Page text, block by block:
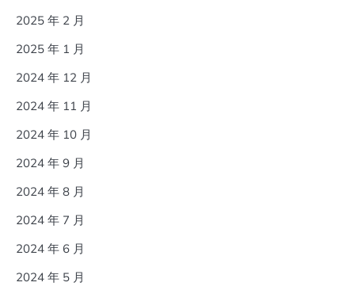
2025 年 2 月
2025 年 1 月
2024 年 12 月
2024 年 11 月
2024 年 10 月
2024 年 9 月
2024 年 8 月
2024 年 7 月
2024 年 6 月
2024 年 5 月